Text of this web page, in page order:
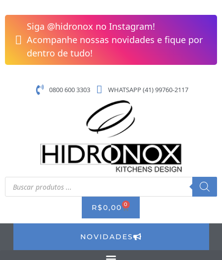
para
conteúdo
Siga @hidronox no Instagram!
Acompanhe nossas novidades e fique por
dentro de tudo!
0800 600 3303 WHATSAPP (41) 99760-2117
Pesquisar
produtos
R$0,00 0 CART
NOVIDADES
Registro
Deca
1/2",
3/4",
1"
Chrome